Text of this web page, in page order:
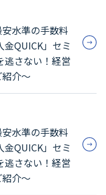
水準の手数料
QUICK」セミ
逃さない！経営
介～
水準の手数料
QUICK」セミ
逃さない！経営
介～